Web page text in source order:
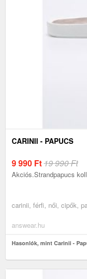
CARINII - PAPUCS
9 990 Ft19 990 Ft
Akciós.Strandpapucs
carinii, férfi, női, cipők,
answear.hu
Hasonlók, mint Carinii -